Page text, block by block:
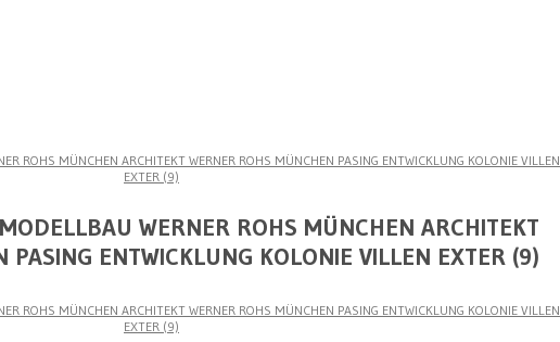
ROHS MÜNCHEN ARCHITEKT WERNER ROHS MÜNCHEN PASING ENTWICKLUNG KOLONIE VILLEN
EXTER (9)
WERNER ROHS MÜNCHEN ARCHITEKT
PASING ENTWICKLUNG KOLONIE VILLEN EXTER (9)
ROHS MÜNCHEN ARCHITEKT WERNER ROHS MÜNCHEN PASING ENTWICKLUNG KOLONIE VILLEN
EXTER (9)